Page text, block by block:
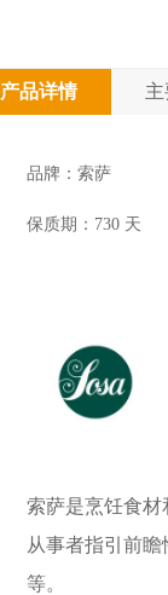
产品详情 主
品牌：索萨
保质期：730 天
索萨是烹饪食
从事者指引前
等。